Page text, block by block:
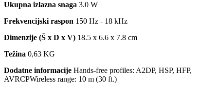
Ukupna izlazna snaga 3.0 W
Frekvencijski raspon 150 Hz - 18 kHz
Dimenzije (Š x D x V) 18.5 x 6.6 x 7.8 cm
Težina 0,63 KG
Dodatne informacije Hands-free profiles: A2DP, HSP, HFP,
AVRCPWireless range: 10 m (30 ft.)